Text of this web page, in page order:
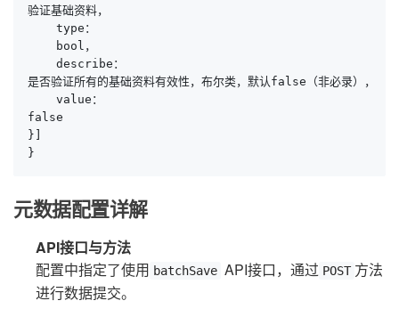
验证基础资料，
    type：
    bool，
    describe：
是否验证所有的基础资料有效性，布尔类，默认false（非必录），
    value：
false
}]
}
元数据配置详解
API接口与方法
配置中指定了使用 batchSave API接口，通过 POST 方法
进行数据提交。